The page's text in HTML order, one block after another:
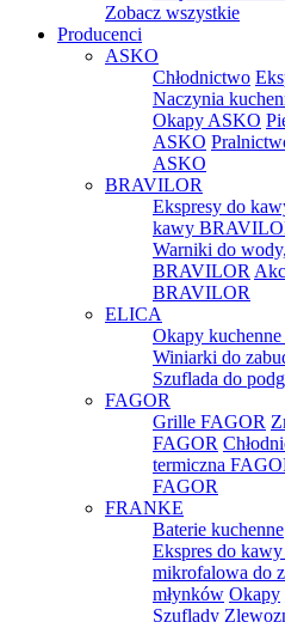
Zobacz wszystkie
Producenci
ASKO
Chłodnictwo
Naczynia
Okapy ASKO
ASKO
ASKO
BRAVILOR
Ekspresy do
kawy
Warniki do
BRAVILOR
BRAVILOR
ELICA
Okapy
Winiarki do
Szuflada do
FAGOR
Grille FAGOR
FAGOR
termiczna
FAGOR
FRANKE
Baterie kuchenne
Ekspres do
mikrofalowa do
młynków Okapy
Szuflady